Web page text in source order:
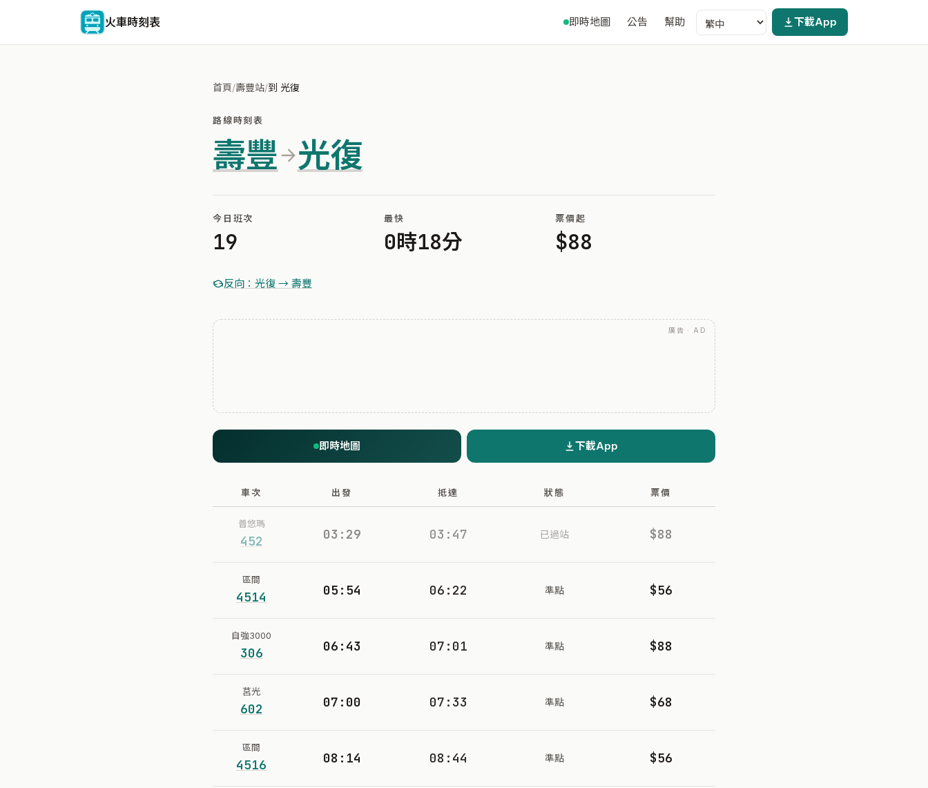
火車時刻表 即時地圖 公告 幫助 下載App
首頁/壽豐站/到 光復
路線時刻表
壽豐 光復
今日班次
19
最快
0時18分
票價起
$88
反向：光復 → 壽豐
廣告 · AD
即時地圖 下載App
車次 出發 抵達 狀態 票價
普悠瑪
452 03:29 03:47 已過站 $88
區間
4514 05:54 06:22 準點 $56
自強3000
306 06:43 07:01 準點 $88
莒光
602 07:00 07:33 準點 $68
區間
4516 08:14 08:44 準點 $56